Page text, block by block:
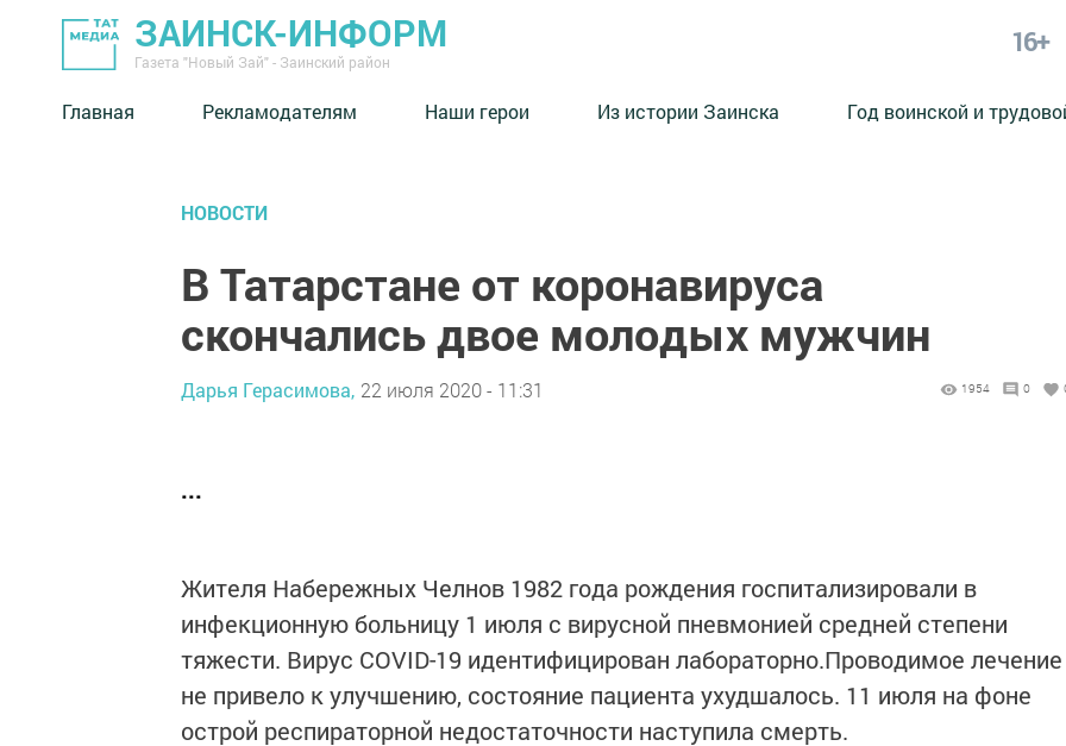
ЗАИНСК-ИНФОРМ
Газета "Новый Зай" - Заинский район
16+
Главная Рекламодателям Наши герои Из истории Заинска Год воинской и
НОВОСТИ
В Татарстане от коронавируса
скончались двое молодых мужчин
Дарья Герасимова, 22 июля 2020 - 11:31 1954 0
...
Жителя Набережных Челнов 1982 года рождения госпитализировали в
инфекционную больницу 1 июля с вирусной пневмонией средней степени
тяжести. Вирус COVID-19 идентифицирован лабораторно.Проводимое лечение
не привело к улучшению, состояние пациента ухудшалось. 11 июля на фоне
острой респираторной недостаточности наступила смерть.